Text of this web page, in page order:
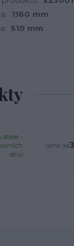
1160 mm
510 mm
cena od
-
dnů